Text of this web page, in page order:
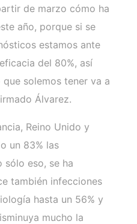
de marzo cómo ha
año, porque si se
estamos ante
del 80%, así
solemos tener va a
Álvarez.
Reino Unido y
un 83% las
sólo eso, se ha
también infecciones
hasta un 56% y
mucho la